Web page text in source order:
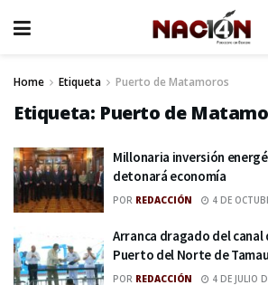
Home Etiqueta Puerto de Matamoros
Etiqueta: Puerto de
Millonaria inversión
detonará economía
POR REDACCIÓN 4 DE
Arranca dragado del canal
Puerto del Norte de
POR REDACCIÓN 4 DE JULIO